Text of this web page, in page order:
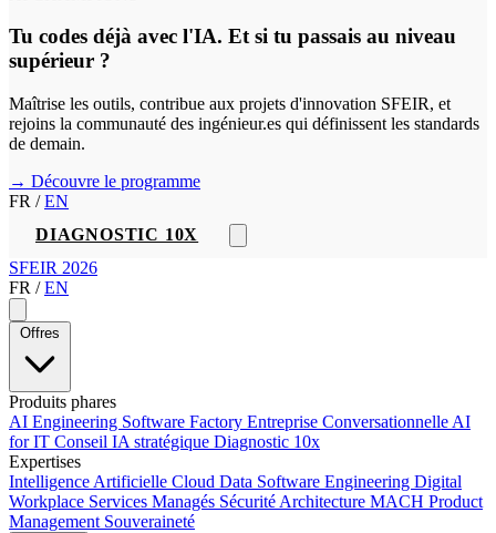
Tu codes déjà avec l'IA. Et si tu passais au niveau
supérieur ?
Maîtrise les outils, contribue aux projets d'innovation SFEIR, et
rejoins la communauté des ingénieur.es qui définissent les standards
de demain.
→ Découvre le programme
FR / EN
DIAGNOSTIC 10X
SFEIR 2026
FR / EN
Offres
Produits phares
AI Engineering Software Factory Entreprise Conversationnelle AI
for IT Conseil IA stratégique Diagnostic 10x
Expertises
Intelligence Artificielle Cloud Data Software Engineering Digital
Workplace Services Managés Sécurité Architecture MACH Product
Management Souveraineté